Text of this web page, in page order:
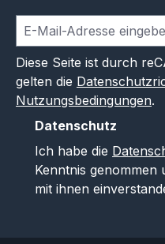
Diese Seite ist durch
gelten die
Nutzungsbedingungen.
Datenschutz
Ich habe die
Kenntnis genommen
mit ihnen